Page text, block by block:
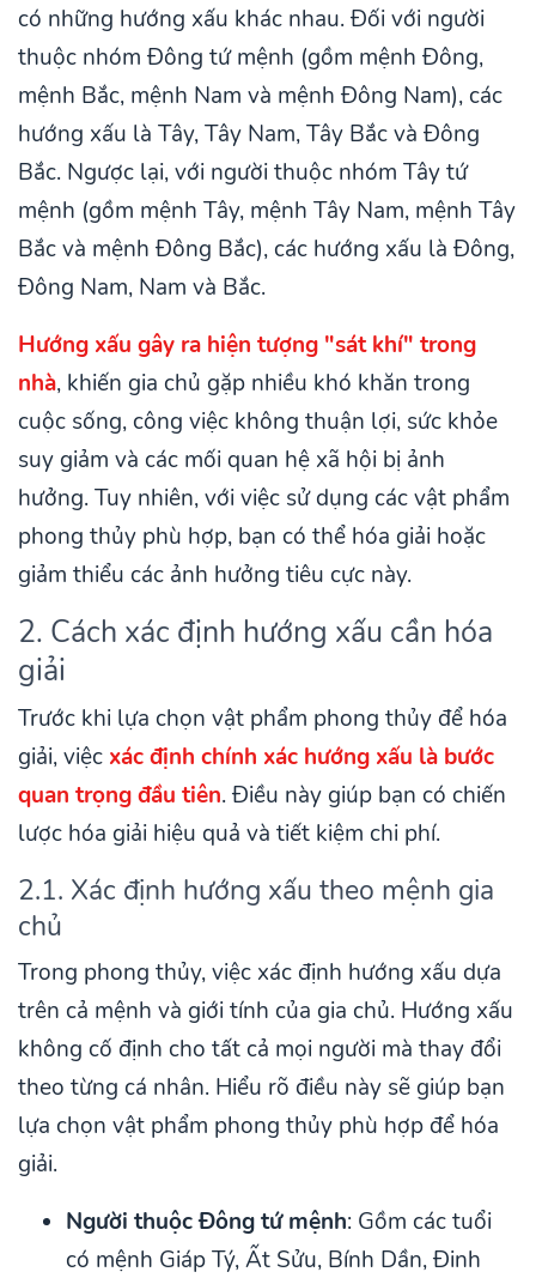
có những hướng xấu khác nhau. Đối với người
thuộc nhóm Đông tứ mệnh (gồm mệnh Đông,
mệnh Bắc, mệnh Nam và mệnh Đông Nam), các
hướng xấu là Tây, Tây Nam, Tây Bắc và Đông
Bắc. Ngược lại, với người thuộc nhóm Tây tứ
mệnh (gồm mệnh Tây, mệnh Tây Nam, mệnh Tây
Bắc và mệnh Đông Bắc), các hướng xấu là Đông,
Đông Nam, Nam và Bắc.
Hướng xấu gây ra hiện tượng "sát khí" trong
nhà, khiến gia chủ gặp nhiều khó khăn trong
cuộc sống, công việc không thuận lợi, sức khỏe
suy giảm và các mối quan hệ xã hội bị ảnh
hưởng. Tuy nhiên, với việc sử dụng các vật phẩm
phong thủy phù hợp, bạn có thể hóa giải hoặc
giảm thiểu các ảnh hưởng tiêu cực này.
2. Cách xác định hướng xấu cần hóa
giải
Trước khi lựa chọn vật phẩm phong thủy để hóa
giải, việc xác định chính xác hướng xấu là bước
quan trọng đầu tiên. Điều này giúp bạn có chiến
lược hóa giải hiệu quả và tiết kiệm chi phí.
2.1. Xác định hướng xấu theo mệnh gia
chủ
Trong phong thủy, việc xác định hướng xấu dựa
trên cả mệnh và giới tính của gia chủ. Hướng xấu
không cố định cho tất cả mọi người mà thay đổi
theo từng cá nhân. Hiểu rõ điều này sẽ giúp bạn
lựa chọn vật phẩm phong thủy phù hợp để hóa
giải.
Người thuộc Đông tứ mệnh: Gồm các tuổi
có mệnh Giáp Tý, Ất Sửu, Bính Dần, Đinh